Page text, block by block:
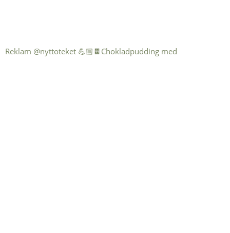
Reklam @nyttoteket 💪🏼🍫Chokladpudding med